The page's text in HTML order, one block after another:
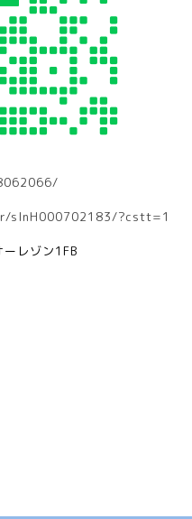
slnH000702183/?cstt=1
ーレゾン1FB